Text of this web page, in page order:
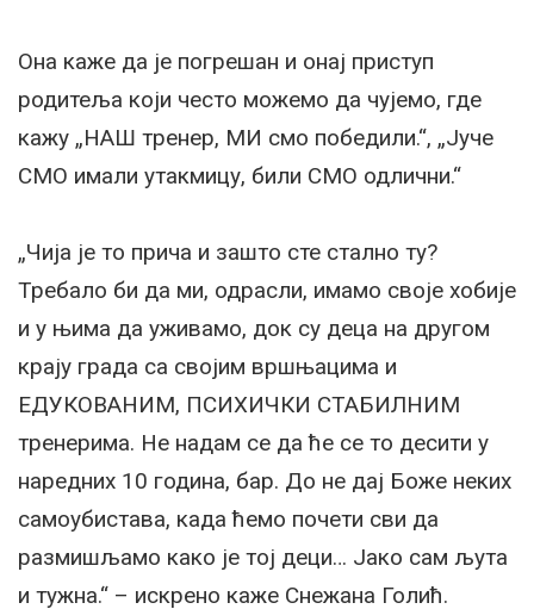
Она каже да је погрешан и онај приступ
родитеља који често можемо да чујемо, где
кажу „НАШ тренер, МИ смо победили.“, „Јуче
СМО имали утакмицу, били СМО одлични.“
„Чија је то прича и зашто сте стално ту?
Требало би да ми, одрасли, имамо своје хобије
и у њима да уживамо, док су деца на другом
крају града са својим вршњацима и
ЕДУКОВАНИМ, ПСИХИЧКИ СТАБИЛНИМ
тренерима. Не надам се да ће се то десити у
наредних 10 година, бар. До не дај Боже неких
самоубистава, када ћемо почети сви да
размишљамо како је тој деци… Јако сам љута
и тужна.“ – искрено каже Снежана Голић.